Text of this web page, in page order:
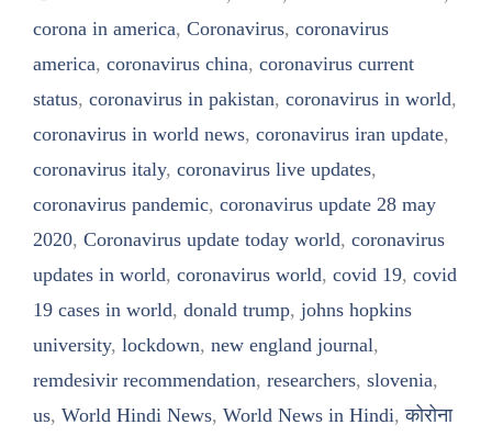
corona in america, Coronavirus, coronavirus
america, coronavirus china, coronavirus current
status, coronavirus in pakistan, coronavirus in world,
coronavirus in world news, coronavirus iran update,
coronavirus italy, coronavirus live updates,
coronavirus pandemic, coronavirus update 28 may
2020, Coronavirus update today world, coronavirus
updates in world, coronavirus world, covid 19, covid
19 cases in world, donald trump, johns hopkins
university, lockdown, new england journal,
remdesivir recommendation, researchers, slovenia,
us, World Hindi News, World News in Hindi,कोरोना